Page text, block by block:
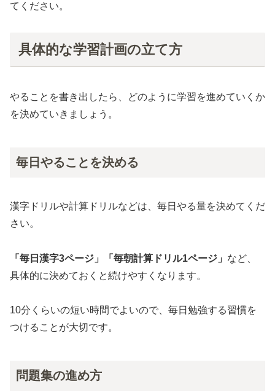
てください。
具体的な学習計画の立て方
やることを書き出したら、どのように学習を進めていくか
を決めていきましょう。
毎日やることを決める
漢字ドリルや計算ドリルなどは、毎日やる量を決めてくだ
さい。
「毎日漢字3ページ」「毎朝計算ドリル1ページ」 など、
具体的に決めておくと続けやすくなります。
10分くらいの短い時間でよいので、毎日勉強する習慣を
つけることが大切です。
問題集の進め方